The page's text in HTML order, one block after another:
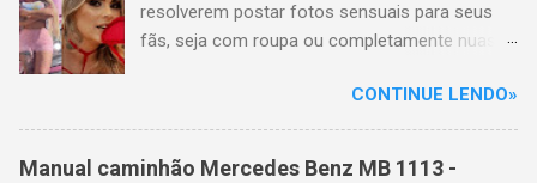
resolverem postar fotos sensuais para seus
fãs, seja com roupa ou completamente nuas
OnlyFans e Privacy e hoje faturam uma grana
alta. Com a ascensão da internet em todo o
mundo, está cada vez mais comum que todos
CONTINUE LENDO»
Manual caminhão Mercedes Benz MB 1113 -